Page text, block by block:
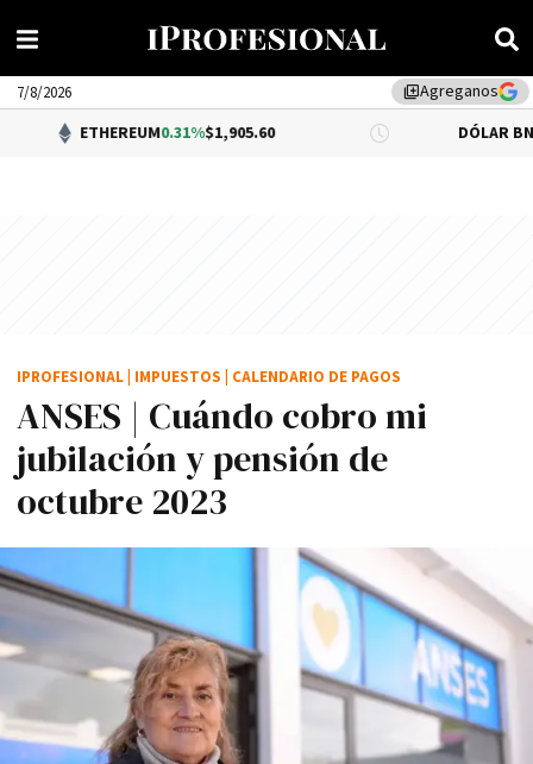
library_addAgreganos
7/8/2026
0.31%$1,905.60 DÓLAR BNA $1,520.00
ANSES | Cuándo cobro mi
jubilación y pensión de
octubre 2023
IPROFESIONAL IMPUESTOS CALENDARIO DE PAGOS